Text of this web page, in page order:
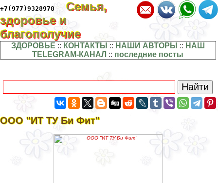
+7(977)9328978
Семья,
здоровье и
благополучие
ЗДОРОВЬЕ :: КОНТАКТЫ :: НАШИ АВТОРЫ :: НАШ
TELEGRAM-КАНАЛ :: последние посты
ООО "ИТ ТУ Би Фит"